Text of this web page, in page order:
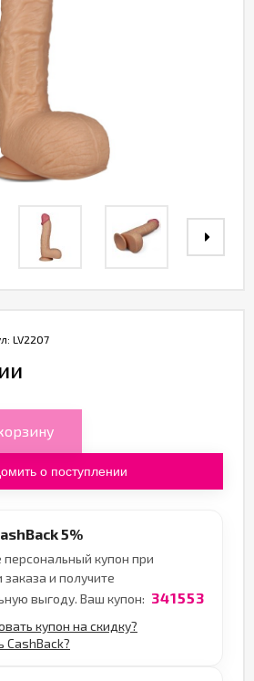
LV2207
о поступлении
5%
персональный купон при
и получите
выгоду. Ваш купон: 341553
купон на скидку?
CashBack?